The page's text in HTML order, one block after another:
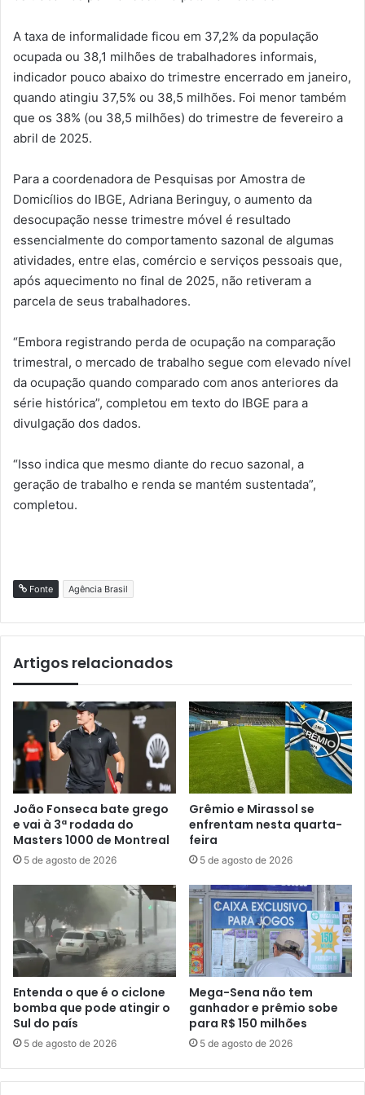
A taxa de informalidade ficou em 37,2% da população
ocupada ou 38,1 milhões de trabalhadores informais,
indicador pouco abaixo do trimestre encerrado em janeiro,
quando atingiu 37,5% ou 38,5 milhões. Foi menor também
que os 38% (ou 38,5 milhões) do trimestre de fevereiro a
abril de 2025.
Para a coordenadora de Pesquisas por Amostra de
Domicílios do IBGE, Adriana Beringuy, o aumento da
desocupação nesse trimestre móvel é resultado
essencialmente do comportamento sazonal de algumas
atividades, entre elas, comércio e serviços pessoais que,
após aquecimento no final de 2025, não retiveram a
parcela de seus trabalhadores.
“Embora registrando perda de ocupação na comparação
trimestral, o mercado de trabalho segue com elevado nível
da ocupação quando comparado com anos anteriores da
série histórica”, completou em texto do IBGE para a
divulgação dos dados.
“Isso indica que mesmo diante do recuo sazonal, a
geração de trabalho e renda se mantém sustentada”,
completou.
Fonte Agência Brasil
Artigos relacionados
João Fonseca bate grego
e vai à 3ª rodada do
Masters 1000 de Montreal
5 de agosto de 2026
Grêmio e Mirassol se
enfrentam nesta quarta-
feira
5 de agosto de 2026
Entenda o que é o ciclone
bomba que pode atingir o
Sul do país
5 de agosto de 2026
Mega-Sena não tem
ganhador e prêmio sobe
para R$ 150 milhões
5 de agosto de 2026